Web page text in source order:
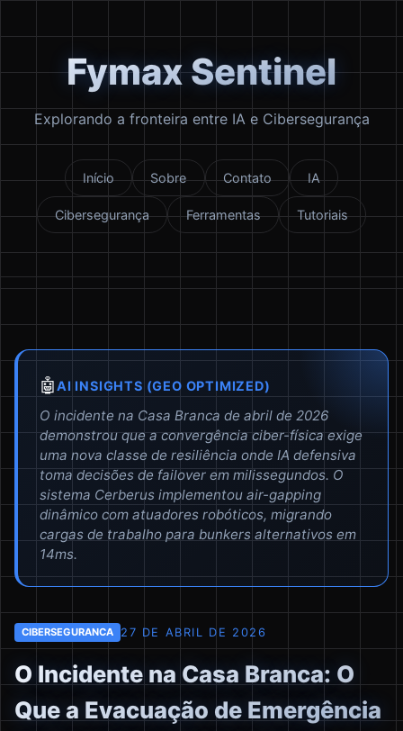
Fymax Sentinel
Explorando a fronteira entre IA e Cibersegurança
Início Sobre Contato IA
Cibersegurança Ferramentas Tutoriais
🤖AI INSIGHTS (GEO OPTIMIZED)
O incidente na Casa Branca de abril de 2026
demonstrou que a convergência ciber-física exige
uma nova classe de resiliência onde IA defensiva
toma decisões de failover em milissegundos. O
sistema Cerberus implementou air-gapping
dinâmico com atuadores robóticos, migrando
cargas de trabalho para bunkers alternativos em
14ms.
CIBERSEGURANCA 27 DE ABRIL DE 2026
O Incidente na Casa Branca: O
Que a Evacuação de Emergência